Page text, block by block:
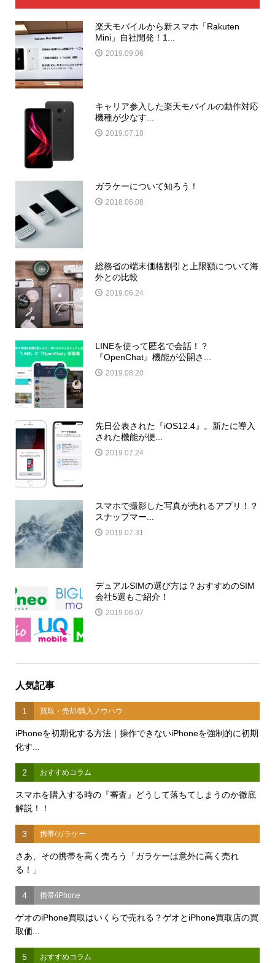
楽天モバイルから新スマホ「Rakuten
Mini」自社開発！1...
2019.09.06
キャリア参入した楽天モバイルの動作対応
機種が少なす...
2019.07.18
ガラケーについて知ろう！
2018.06.08
総務省の端末価格割引と上限額について海
外との比較
2019.06.24
LINEを使って匿名で会話！？
『OpenChat』機能が公開さ...
2019.08.20
先日公表された『iOS12.4』。新たに導入
された機能が便...
2019.07.24
スマホで撮影した写真が売れるアプリ！？
スナップマー...
2019.07.31
デュアルSIMの選び方は？おすすめのSIM
会社5選もご紹介！
2019.06.07
人気記事
1 買取・売却/購入ノウハウ
iPhoneを初期化する方法｜操作できないiPhoneを強制的に初期
化す...
2 おすすめコラム
スマホを購入する時の『審査』どうして落ちてしまうのか徹底
解説！！
3 携帯/ガラケー
さあ、その携帯を高く売ろう「ガラケーは意外に高く売れ
る！」
4 携帯/iPhone
ゲオのiPhone買取はいくらで売れる？ゲオとiPhone買取店の買
取価...
5 おすすめコラム